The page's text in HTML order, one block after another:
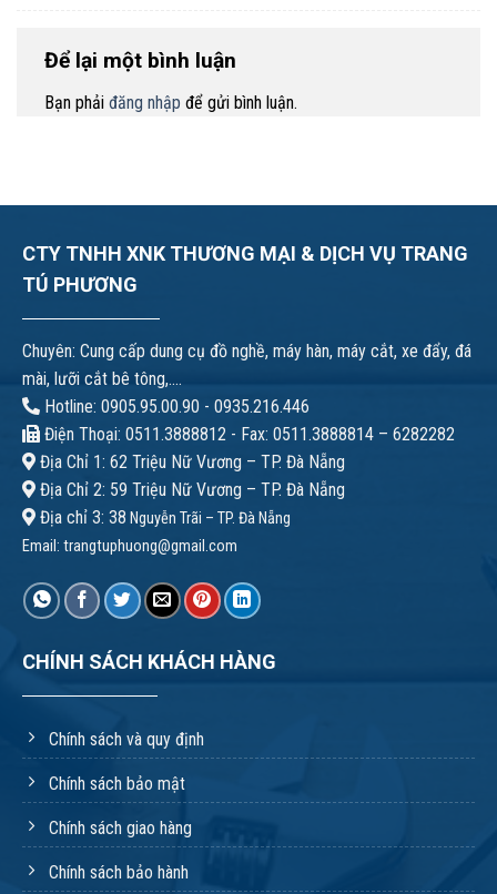
Để lại một bình luận
Bạn phải đăng nhập để gửi bình luận.
CTY TNHH XNK THƯƠNG MẠI & DỊCH VỤ TRANG
TÚ PHƯƠNG
Chuyên: Cung cấp dung cụ đồ nghề, máy hàn, máy cắt, xe đẩy, đá
mài, lưỡi cắt bê tông,....
Hotline: 0905.95.00.90 - 0935.216.446
Điện Thoại: 0511.3888812 - Fax: 0511.3888814 – 6282282
Địa Chỉ 1: 62 Triệu Nữ Vương – TP. Đà Nẵng
Địa Chỉ 2: 59 Triệu Nữ Vương – TP. Đà Nẵng
Địa chỉ 3: 38 Nguyễn Trãi – TP. Đà Nẵng
Email: trangtuphuong@gmail.com
CHÍNH SÁCH KHÁCH HÀNG
Chính sách và quy định
Chính sách bảo mật
Chính sách giao hàng
Chính sách bảo hành